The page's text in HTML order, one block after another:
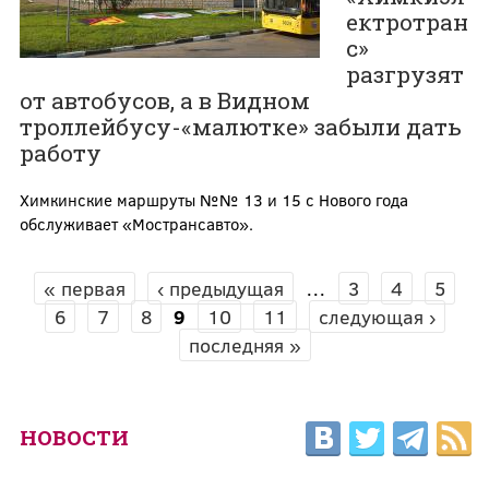
ектротран
с»
разгрузят
от автобусов, а в Видном
троллейбусу-«малютке» забыли дать
работу
Химкинские маршруты №№ 13 и 15 с Нового года
обслуживает «Мострансавто».
СТРАНИЦЫ
« первая ‹ предыдущая … 3 4
5
6
7 8 9 10 11
следующая ›
последняя »
НОВОСТИ